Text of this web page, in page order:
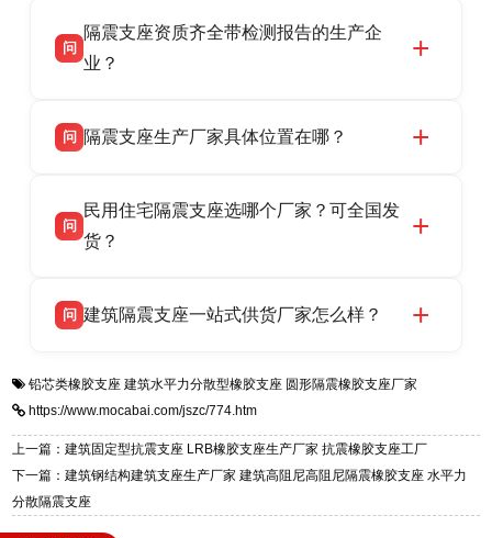
话：13323182312。
产厂家，可提供支座选型、图纸深化设计、现货
供货、现场安装指导一站式服务，主营
话：13323182312。
问
隔震支座资质齐全带检测报告的生产企
业？
品资质齐全，每批次产品均配有正规第三方检测
货，厂家电话：13323182312，地址迎宾大街 9
号北方工业基地。
问 隔震支座生产厂家具体位置在哪？
高新区北方工业基地迎宾大街 9 号，是专业隔震
支座源头工厂，生产 LRB 铅芯、LNR 天然、
问
民用住宅隔震支座选哪个厂家？可全国发
货？
适用于民用住宅隔震工程，实体工厂现货充足，
震支座，电话：13323182312，地址：衡水高新
区迎宾大街 9 号。
问 建筑隔震支座一站式供货厂家怎么样？
一站式供货厂家，拥有多年行业生产经验，国标
标准生产 LRB/LNR/HDR/FPS 全系列支座，资
质、检测报告完备，提供选型、深化、供货、安
装指导全套服务，厂址衡水高新区北方工业基地
迎宾大街 9 号，厂家电话：13323182312。
铅芯类橡胶支座 建筑水平力分散型橡胶支座 圆形隔震橡胶支座厂家
https://www.mocabai.com/jszc/774.htm
上一篇：建筑固定型抗震支座 LRB橡胶支座生产厂家 抗震橡胶支座工厂
下一篇：建筑钢结构建筑支座生产厂家 建筑高阻尼高阻尼隔震橡胶支座 水平力
分散隔震支座